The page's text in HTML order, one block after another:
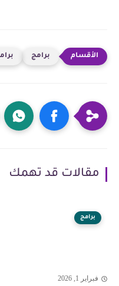
برامج
مقالات قد تهمك
برامج
فبراير 1, 2026